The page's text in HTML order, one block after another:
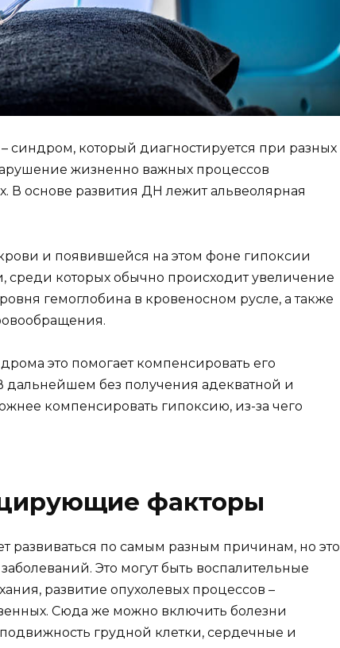
синдром, который диагностируется при разных
жизненно важных процессов
В основе развития ДН лежит альвеолярная
и появившейся на этом фоне гипоксии
которых обычно происходит увеличение
гемоглобина в кровеносном русле, а также
это помогает компенсировать его
дальнейшем без получения адекватной и
компенсировать гипоксию, из-за чего
факторы
развиваться по самым разным причинам, но это
Это могут быть воспалительные
развитие опухолевых процессов –
Сюда же можно включить болезни
грудной клетки, сердечные и